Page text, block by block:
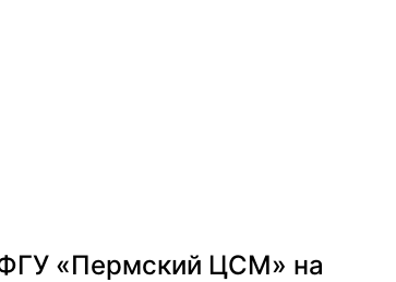
ФГУ «Пермский ЦСМ» на